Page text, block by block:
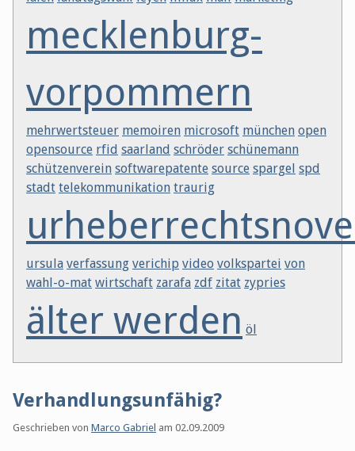
mecklenburg-
vorpommern
mehrwertsteuer memoiren microsoft münchen open
opensource rfid saarland schröder schünemann
schützenverein softwarepatente source spargel spd
stadt telekommunikation traurig
ursula verfassung verichip video volkspartei von
wahl-o-mat wirtschaft zarafa zdf zitat zypries
älter werden öl
Verhandlungsunfähig?
Geschrieben von Marco Gabriel am 02.09.2009